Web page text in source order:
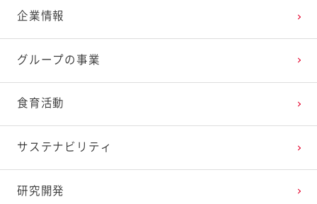
2025年3月
2025年2月
2025年1月
2024年4月
2024年3月
2024年2月
2024年1月
2023年5月
2023年4月
2023年3月
2023年2月
2023年1月
2022年6月
2022年5月
2022年4月
2022年3月
2022年2月
2021年7月
2021年6月
2021年5月
2021年4月
2021年3月
2020年8月
2020年7月
2020年6月
2020年5月
2020年4月
2019年9月
2019年8月
2019年7月
2019年6月
2019年5月
企業情報
グループの事業
食育活動
サステナビリティ
研究開発